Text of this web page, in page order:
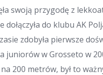
swoją przygodę z
dołączyła do klubu AK
zdobyła pierwsze
juniorów w Grosseto w
200 metrów, był to